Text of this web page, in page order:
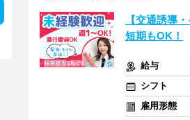
【交通誘導
短期もOK！
給与
シフト
雇用形態